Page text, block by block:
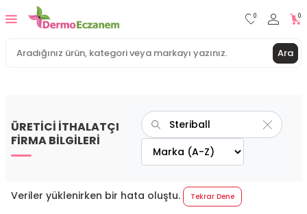
Ara
0 0
ÜRETİCİ İTHALATÇI
FİRMA BİLGİLERİ
Veriler yüklenirken bir hata oluştu. Tekrar Dene